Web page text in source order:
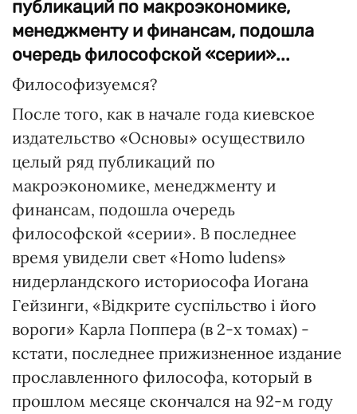
публикаций по макроэкономике,
менеджменту и финансам, подошла
очередь философской «серии»...
Философизуемся?
После того, как в начале года киевское
издательство «Основы» осуществило
целый ряд публикаций по
макроэкономике, менеджменту и
финансам, подошла очередь
философской «серии». В последнее
время увидели свет «Homo ludens»
нидерландского историософа Иогана
Гейзинги, «Відкрите суспільство і його
вороги» Карла Поппера (в 2-х томах) -
кстати, последнее прижизненное издание
прославленного философа, который в
прошлом месяце скончался на 92-м году